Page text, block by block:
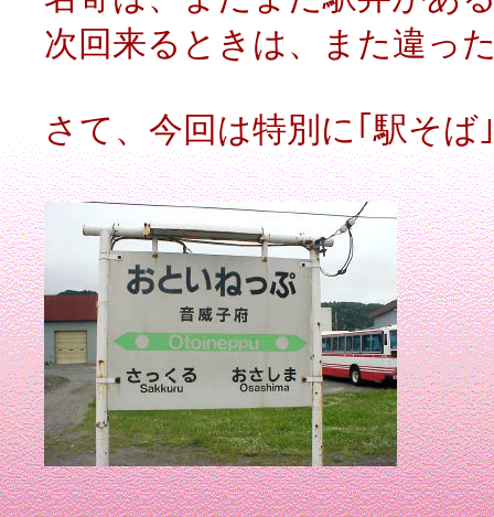
次回来るときは、また違っ
さて、今回は特別に｢駅そ